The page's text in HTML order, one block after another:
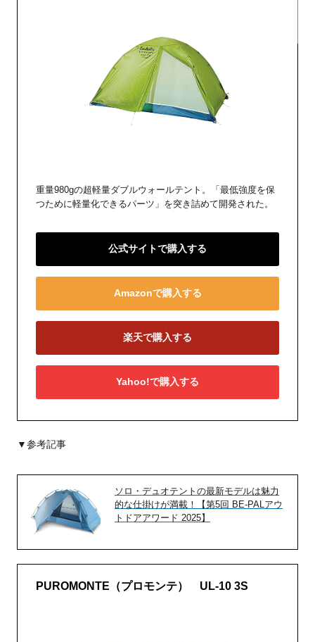
重量980gの超軽量ダブルウォールテント。「最低強度を保
つために軽量化できるパーツ」を突き詰めて開発された。
公式サイトで購入する
Amazonで購入する
楽天で購入する
Yahoo!で購入する
▼参考記事
ソロ・デュオテントの最新モデルは魅力
的な仕掛けが満載！【第5回 BE-PALアウ
トドアアワード 2025】
PUROMONTE（プロモンテ） UL-10 3S